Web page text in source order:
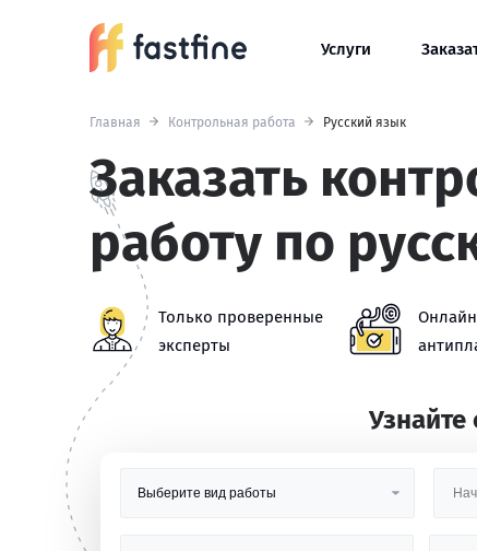
Услуги
Главная Контрольная работа Русский язык
Заказать
работу по
Только проверенные
эксперты
Узнайте